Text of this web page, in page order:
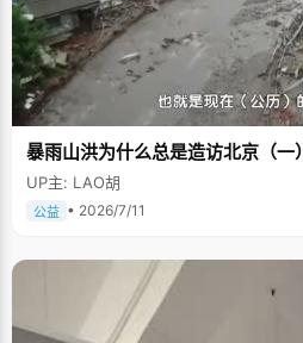
暴雨山洪为什么总是造访北京（一）
UP主: LAO胡
公益 • 2026/7/11